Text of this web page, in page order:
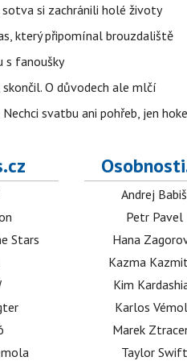
sotva si zachránili holé životy
který připomínal brouzdaliště
s fanoušky
O důvodech ale mlčí
svatbu ani pohřeb, jen
Stars
Andrej Babiš
Petr Pavel
Hana
Kazma
Kim
Karlos
Marek
Taylor Swift